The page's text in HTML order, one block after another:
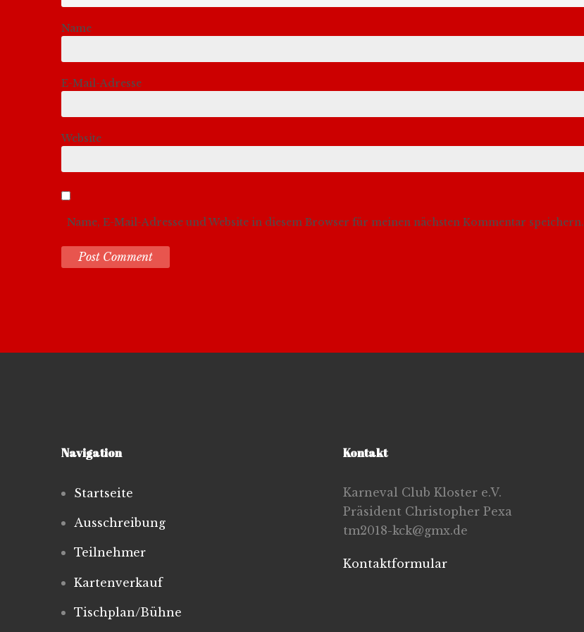
Name
E-Mail-Adresse
Website
Name, E-Mail-Adresse und Website in diesem Browser für meinen nächsten Kommentar speichern.
Navigation
Startseite
Ausschreibung
Teilnehmer
Kartenverkauf
Tischplan/Bühne
Kontakt
Karneval Club Kloster e.V.
Präsident Christopher Pexa
tm2018-kck@gmx.de
Kontaktformular